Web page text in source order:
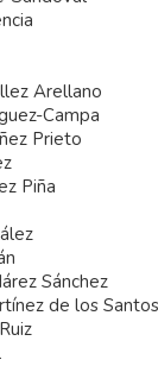
Arellano
Campa
Prieto
Piña
Sánchez
de los Santos